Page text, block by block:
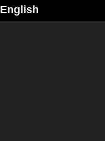
English